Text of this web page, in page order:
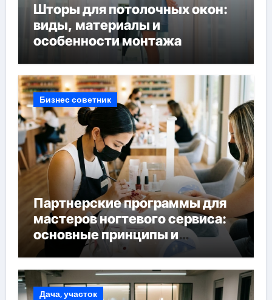
Шторы для потолочных окон:
виды, материалы и
особенности монтажа
Бизнес советник
Партнерские программы для
мастеров ногтевого сервиса:
основные принципы и
форматы участия
Дача, участок